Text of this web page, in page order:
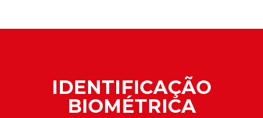
IDENTIFICAÇÃO
BIOMÉTRICA